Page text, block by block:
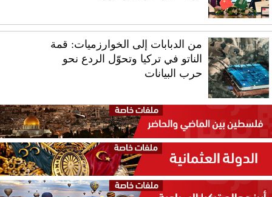
من الدبابات إلى الخوارزميات: قمة
الناتو في تركيا وتحوّل الردع نحو
حرب البيانات